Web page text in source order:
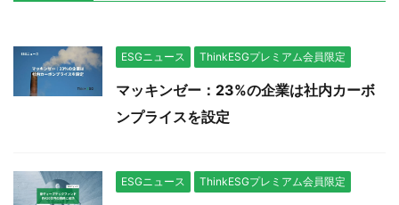
ESGニュース ThinkESGプレミアム会員限定
マッキンゼー：23%の企業は社内カーボ
ンプライスを設定
ESGニュース ThinkESGプレミアム会員限定